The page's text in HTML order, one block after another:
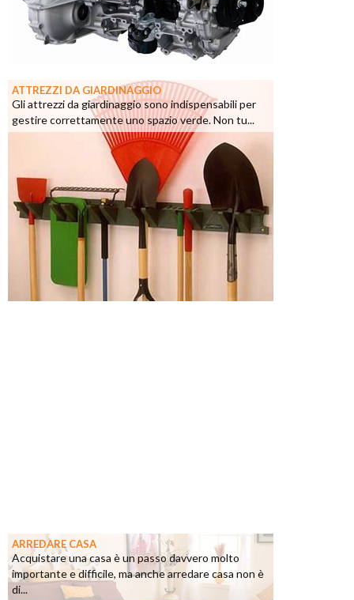
ATTREZZI DA GIARDINAGGIO
Gli attrezzi da giardinaggio sono indispensabili per
gestire correttamente uno spazio verde. Non tu...
ARREDARE CASA
Acquistare una casa è un passo davvero molto
importante e difficile, ma anche arredare casa non è
di...